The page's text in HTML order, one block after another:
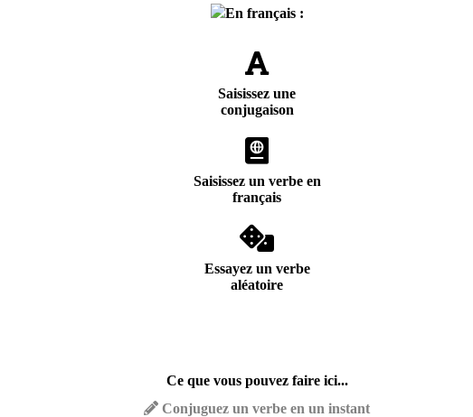
En français :
Saisissez une
conjugaison
Saisissez un verbe en
français
Essayez un verbe
aléatoire
Ce que vous pouvez faire ici...
Conjuguez un verbe en un instant